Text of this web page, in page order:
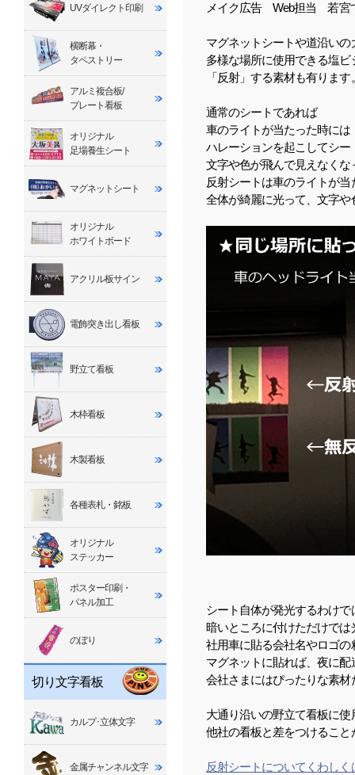
メイク広告 Web担当 若宮
マグネットシートや道沿いの
多様な場所に使用できる塩ビ
「反射」する素材も有ります
通常のシートであれば
車のライトが当たった時には
ハレーションを起こしてシー
文字や色が飛んで見えなくな
反射シートは車のライトが当
全体が綺麗に光って、文字
シート自体が発光するわけで
暗いところに付けただけでは
社用車に貼る会社名やロゴの
マグネットに貼れば、夜に
会社さまにはぴったりな素材
大通り沿いの野立て看板に使
他社の看板と差をつけるこ
反射シートについてくわしく
UVダイレクト印刷
横断幕・
タペストリー
アルミ複合板/
プレート看板
オリジナル
足場養生シート
マグネットシート
オリジナル
ホワイトボード
アクリル板サイン
電飾突き出し看板
野立て看板
木枠看板
木製看板
各種表札・銘板
オリジナル
ステッカー
ポスター印刷・
パネル加工
のぼり
切り文字看板
カルプ･立体文字
金属チャンネル文字